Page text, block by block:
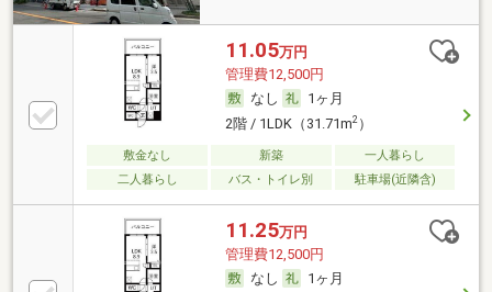
11.05万円
管理費12,500円
なし
1ヶ月
2階 / 1LDK（31.71m2）
敷金なし 新築
一人暮らし
二人暮らし
バス・トイレ別 駐車場(近隣含)
11.25万円
管理費12,500円
なし
1ヶ月